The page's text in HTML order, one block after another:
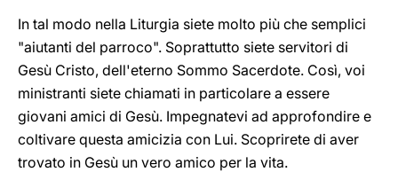
In tal modo nella Liturgia siete molto più che semplici
"aiutanti del parroco". Soprattutto siete servitori di
Gesù Cristo, dell'eterno Sommo Sacerdote. Così, voi
ministranti siete chiamati in particolare a essere
giovani amici di Gesù. Impegnatevi ad approfondire e
coltivare questa amicizia con Lui. Scoprirete di aver
trovato in Gesù un vero amico per la vita.